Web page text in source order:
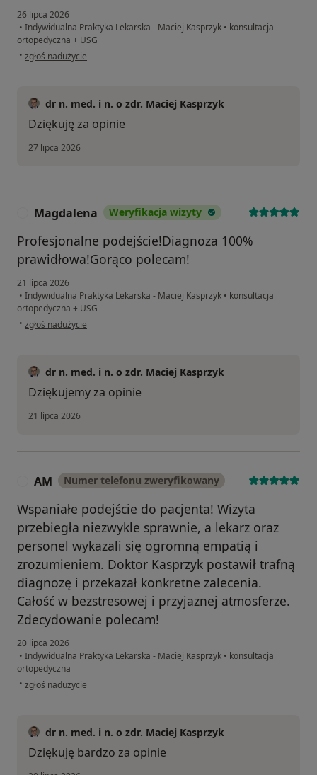
26 lipca 2026
• Indywidualna Praktyka Lekarska - Maciej Kasprzyk • konsultacja
ortopedyczna + USG
• w opinii użytkownika Krzysztof
zgłoś nadużycie
dr n. med. i n. o zdr. Maciej Kasprzyk
Dziękuję za opinie
27 lipca 2026
Magdalena Weryfikacja wizyty
Profesjonalne podejście!Diagnoza 100%
prawidłowa!Gorąco polecam!
21 lipca 2026
• Indywidualna Praktyka Lekarska - Maciej Kasprzyk • konsultacja
ortopedyczna + USG
• w opinii użytkownika Magdalena
zgłoś nadużycie
dr n. med. i n. o zdr. Maciej Kasprzyk
Dziękujemy za opinie
21 lipca 2026
AM Numer telefonu zweryfikowany
Wspaniałe podejście do pacjenta! Wizyta
przebiegła niezwykle sprawnie, a lekarz oraz
personel wykazali się ogromną empatią i
zrozumieniem. Doktor Kasprzyk postawił trafną
diagnozę i przekazał konkretne zalecenia.
Całość w bezstresowej i przyjaznej atmosferze.
Zdecydowanie polecam!
20 lipca 2026
• Indywidualna Praktyka Lekarska - Maciej Kasprzyk • konsultacja
ortopedyczna
• w opinii użytkownika AM
zgłoś nadużycie
dr n. med. i n. o zdr. Maciej Kasprzyk
Dziękuję bardzo za opinie